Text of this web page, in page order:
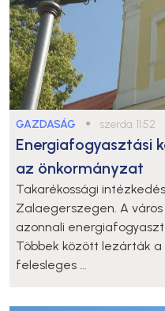
GAZDASÁG ● szerda, 11:52
Energiafogyasztási
az önkormányzat
Takarékossági
Zalaegerszegen. A
azonnali
Többek között lezárták a
felesleges ...